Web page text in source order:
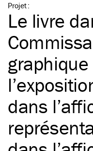
Projet:
Le livre
dans